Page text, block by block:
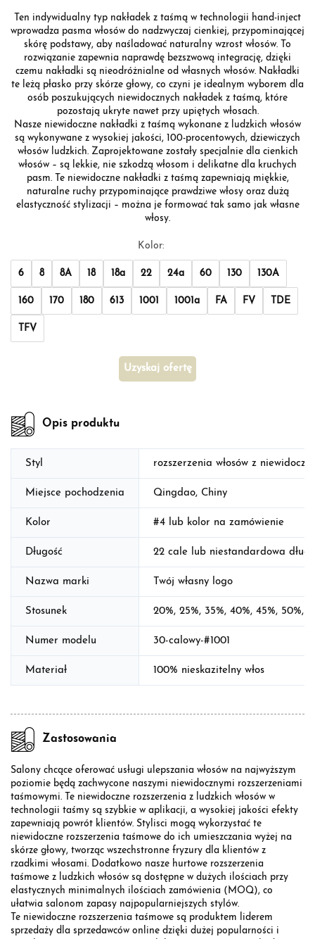
Ten indywidualny typ nakładek z taśmą w technologii hand-inject
wprowadza pasma włosów do nadzwyczaj cienkiej, przypominającej
skórę podstawy, aby naśladować naturalny wzrost włosów. To
rozwiązanie zapewnia naprawdę bezszwową integrację, dzięki
czemu nakładki są nieodróżnialne od własnych włosów. Nakładki
te leżą płasko przy skórze głowy, co czyni je idealnym wyborem dla
osób poszukujących niewidocznych nakładek z taśmą, które
pozostają ukryte nawet przy upiętych włosach.
Nasze niewidoczne nakładki z taśmą wykonane z ludzkich włosów
są wykonywane z wysokiej jakości, 100-procentowych, dziewiczych
włosów ludzkich. Zaprojektowane zostały specjalnie dla cienkich
włosów – są lekkie, nie szkodzą włosom i delikatne dla kruchych
pasm. Te niewidoczne nakładki z taśmą zapewniają miękkie,
naturalne ruchy przypominające prawdziwe włosy oraz dużą
elastyczność stylizacji – można je formować tak samo jak własne
włosy.
Kolor:
6 8 8A 18 18a 22 24a 60 130 130A
160 170 180 613 1001 1001a FA FV TDE
TFV
Uzyskaj ofertę
Opis produktu
Styl rozszerzenia włosów z
Miejsce pochodzenia Qingdao, Chiny
Kolor #4 lub kolor na zamówienie
Długość 22 cale lub niestandardowa
Nazwa marki Twój własny logo
Stosunek 20%, 25%, 35%, 40%, 45%, 50%,
Numer modelu 30-calowy-#1001
Materiał 100% nieskazitelny włos
Zastosowania
Salony chcące oferować usługi ulepszania włosów na najwyższym
poziomie będą zachwycone naszymi niewidocznymi rozszerzeniami
taśmowymi. Te niewidoczne rozszerzenia z ludzkich włosów w
technologii taśmy są szybkie w aplikacji, a wysokiej jakości efekty
zapewniają powrót klientów. Stylisci mogą wykorzystać te
niewidoczne rozszerzenia taśmowe do ich umieszczania wyżej na
skórze głowy, tworząc wszechstronne fryzury dla klientów z
rzadkimi włosami. Dodatkowo nasze hurtowe rozszerzenia
taśmowe z ludzkich włosów są dostępne w dużych ilościach przy
elastycznych minimalnych ilościach zamówienia (MOQ), co
ułatwia salonom zapasy najpopularniejszych stylów.
Te niewidoczne rozszerzenia taśmowe są produktem liderem
sprzedaży dla sprzedawców online dzięki dużej popularności i